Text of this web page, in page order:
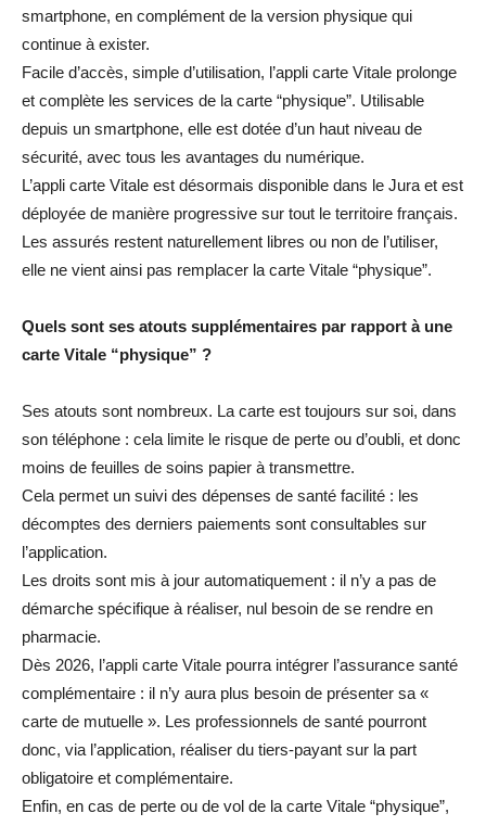
smartphone, en complément de la version physique qui
continue à exister.
Facile d’accès, simple d’utilisation, l’appli carte Vitale prolonge
et complète les services de la carte “physique”. Utilisable
depuis un smartphone, elle est dotée d’un haut niveau de
sécurité, avec tous les avantages du numérique.
L’appli carte Vitale est désormais disponible dans le Jura et est
déployée de manière progressive sur tout le territoire français.
Les assurés restent naturellement libres ou non de l’utiliser,
elle ne vient ainsi pas remplacer la carte Vitale “physique”.
Quels sont ses atouts supplémentaires par rapport à une
carte Vitale “physique” ?
Ses atouts sont nombreux. La carte est toujours sur soi, dans
son téléphone : cela limite le risque de perte ou d’oubli, et donc
moins de feuilles de soins papier à transmettre.
Cela permet un suivi des dépenses de santé facilité : les
décomptes des derniers paiements sont consultables sur
l’application.
Les droits sont mis à jour automatiquement : il n’y a pas de
démarche spécifique à réaliser, nul besoin de se rendre en
pharmacie.
Dès 2026, l’appli carte Vitale pourra intégrer l’assurance santé
complémentaire : il n’y aura plus besoin de présenter sa «
carte de mutuelle ». Les professionnels de santé pourront
donc, via l’application, réaliser du tiers-payant sur la part
obligatoire et complémentaire.
Enfin, en cas de perte ou de vol de la carte Vitale “physique”,